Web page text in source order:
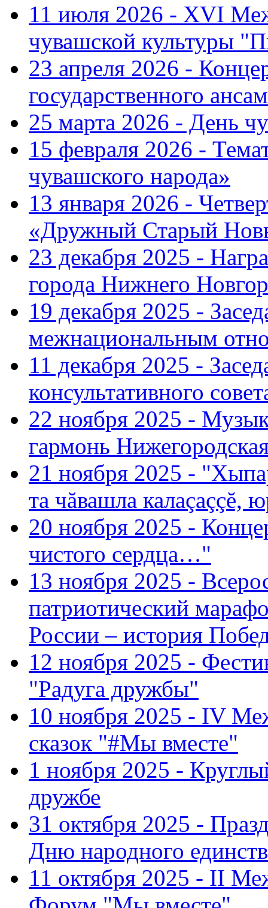
11 июля 2026 - XVI
чувашской культуры
23 апреля 2026 -
государственного
25 марта 2026 - День
15 февраля 2026 -
чувашского народа»
13 января 2026 -
«Дружный Старый
23 декабря 2025 -
города Нижнего
19 декабря 2025 -
межнациональным
11 декабря 2025 -
консультативного
22 ноября 2025 -
гармонь
21 ноября 2025 -
та чăвашла калаçаççĕ,
20 ноября 2025 -
чистого сердца…"
13 ноября 2025 -
патриотический
России – история
12 ноября 2025 -
"Радуга дружбы"
10 ноября 2025 - IV
сказок "#Мы вместе"
1 ноября 2025 -
дружбе
31 октября 2025 -
Дню народного
11 октября 2025 - II